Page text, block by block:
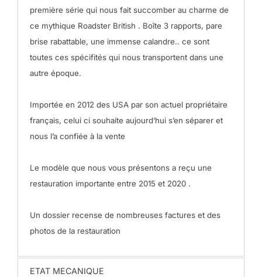
première série qui nous fait succomber au charme de
ce mythique Roadster British . Boîte 3 rapports, pare
brise rabattable, une immense calandre.. ce sont
toutes ces spécifités qui nous transportent dans une
autre époque.
Importée en 2012 des USA par son actuel propriétaire
français, celui ci souhaite aujourd’hui s’en séparer et
nous l’a confiée à la vente
Le modèle que nous vous présentons a reçu une
restauration importante entre 2015 et 2020 .
Un dossier recense de nombreuses factures et des
photos de la restauration
ETAT MECANIQUE